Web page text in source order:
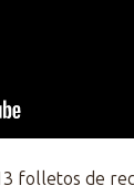
folletos de